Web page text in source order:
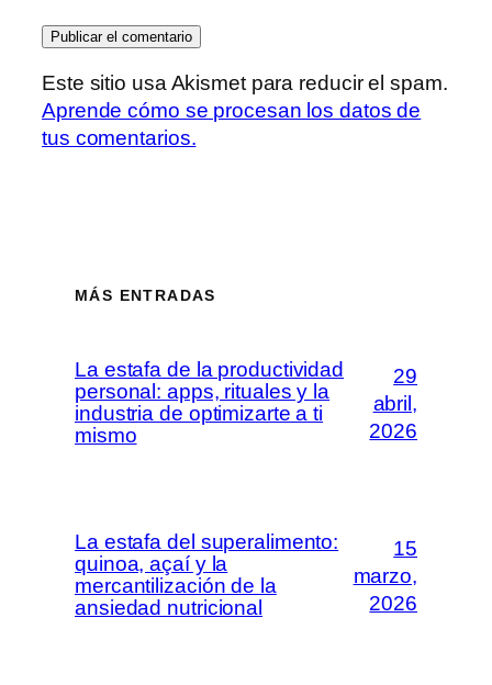
Este sitio usa Akismet para reducir el spam.
Aprende cómo se procesan los datos de
tus comentarios.
MÁS ENTRADAS
La estafa de la productividad
personal: apps, rituales y la
industria de optimizarte a ti
mismo
29
abril,
2026
La estafa del superalimento:
quinoa, açaí y la
mercantilización de la
ansiedad nutricional
15
marzo,
2026